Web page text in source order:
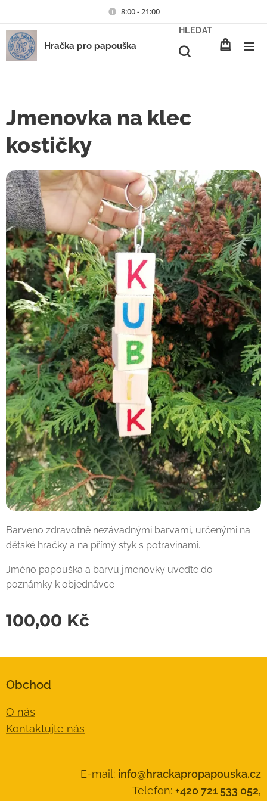
8:00 - 21:00
Hračka pro papouška
HLEDAT
Jmenovka na klec
kostičky
Barveno zdravotně nezávadnými barvami, určenými na
dětské hračky a na přímý styk s potravinami.
Jméno papouška a barvu jmenovky uveďte do
poznámky k objednávce
100,00 Kč
Obchod
O nás
Kontaktujte nás
E-mail: info@hrackapropapouska.cz
Telefon: +420 721 533 052,